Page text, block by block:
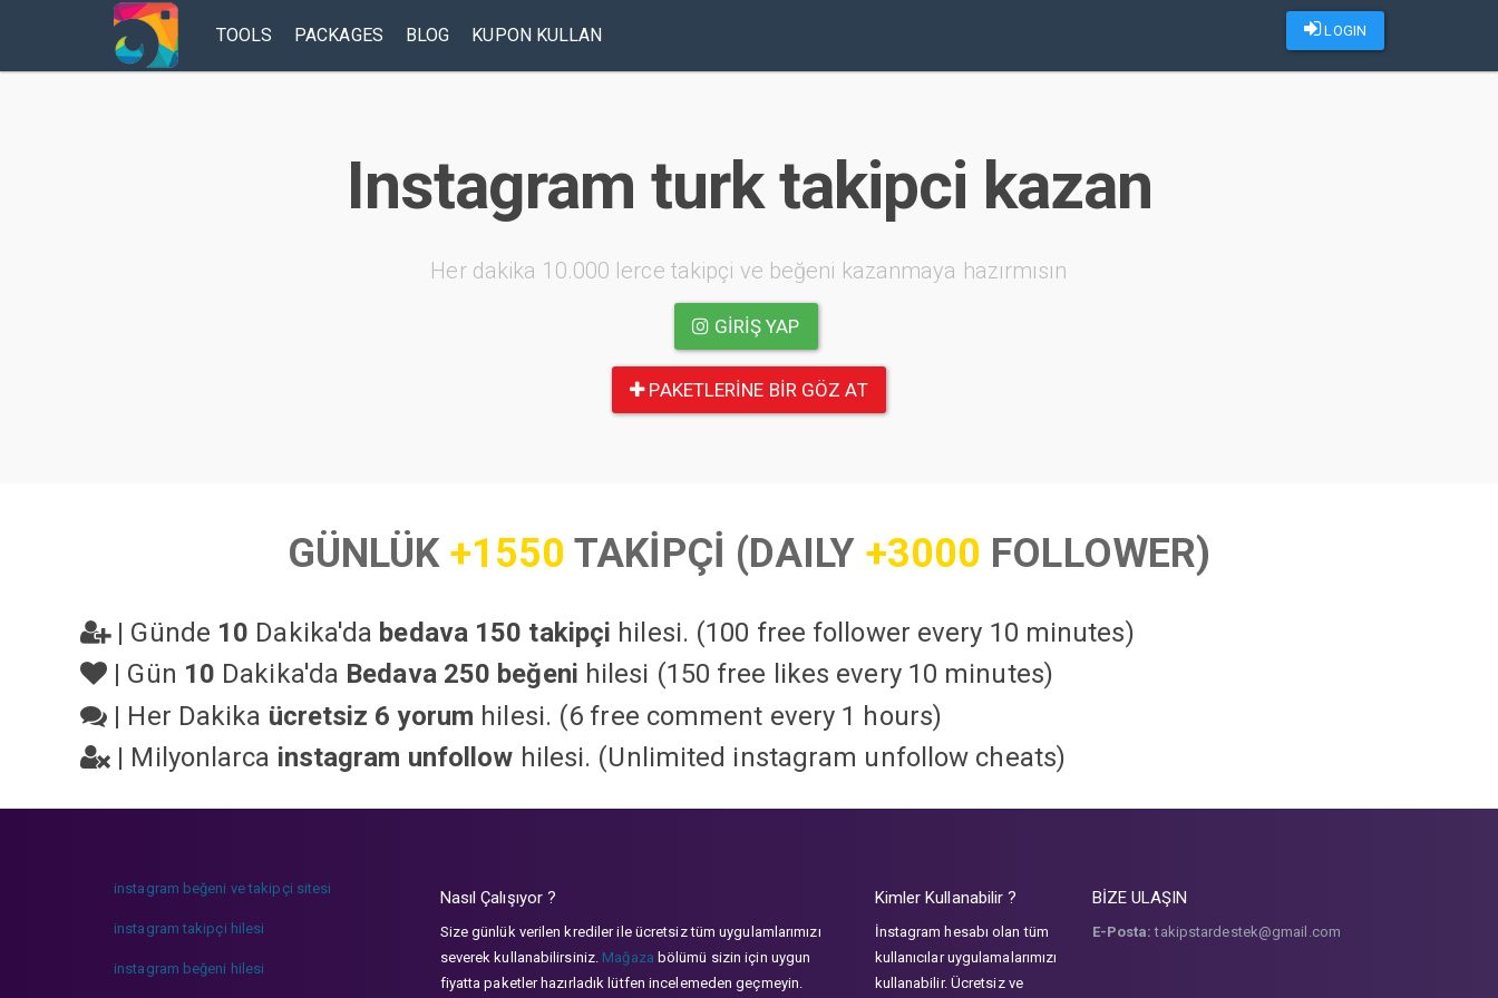
LOGIN
TOOLS PACKAGES BLOG KUPON KULLAN
Instagram turk takipci kazan
Her dakika 10.000 lerce takipçi ve beğeni kazanmaya hazırmısın
GIRIŞ YAP
PAKETLERINE BIR GÖZ AT
GÜNLÜK +1550 TAKİPÇİ (DAILY +3000 FOLLOWER)
| Günde 10 Dakika'da bedava 150 takipçi hilesi. (100 free follower every 10 minutes)
| Gün 10 Dakika'da Bedava 250 beğeni hilesi (150 free likes every 10 minutes)
| Her Dakika ücretsiz 6 yorum hilesi. (6 free comment every 1 hours)
| Milyonlarca instagram unfollow hilesi. (Unlimited instagram unfollow cheats)
instagram beğeni ve takipçi sitesi
instagram takipçi hilesi
instagram beğeni hilesi
Nasıl Çalışıyor ?
Size günlük verilen krediler ile ücretsiz tüm uygulamlarımızı
severek kullanabilirsiniz. Mağaza bölümü sizin için uygun
fiyatta paketler hazırladık lütfen incelemeden geçmeyin.
Kimler Kullanabilir ?
İnstagram hesabı olan tüm
kullanıcılar uygulamalarımızı
kullanabilir. Ücretsiz ve
BİZE ULAŞIN
E-Posta: takipstardestek@gmail.com